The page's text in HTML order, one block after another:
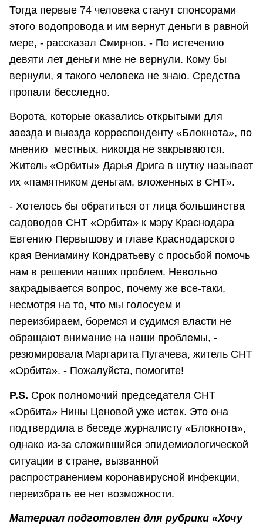
Тогда первые 74 человека станут спонсорами
этого водопровода и им вернут деньги в равной
мере, - рассказал Смирнов. - По истечению
девяти лет деньги мне не вернули. Кому бы
вернули, я такого человека не знаю. Средства
пропали бесследно.
Ворота, которые оказались открытыми для
заезда и выезда корреспонденту «Блокнота», по
мнению местных, никогда не закрываются.
Житель «Орбиты» Дарья Дрига в шутку называет
их «памятником деньгам, вложенных в СНТ».
- Хотелось бы обратиться от лица большинства
садоводов СНТ «Орбита» к мэру Краснодара
Евгению Первышову и главе Краснодарского
края Вениамину Кондратьеву с просьбой помочь
нам в решении наших проблем. Невольно
закрадывается вопрос, почему же все-таки,
несмотря на то, что мы голосуем и
переизбираем, боремся и судимся власти не
обращают внимание на наши проблемы, -
резюмировала Маргарита Пугачева, житель СНТ
«Орбита». - Пожалуйста, помогите!
P.S. Срок полномочий председателя СНТ
«Орбита» Нины Ценовой уже истек. Это она
подтвердила в беседе журналисту «Блокнота»,
однако из-за сложившийся эпидемиологической
ситуации в стране, вызванной
распространением коронавирусной инфекции,
переизбрать ее нет возможности.
Материал подготовлен для рубрики «Хочу